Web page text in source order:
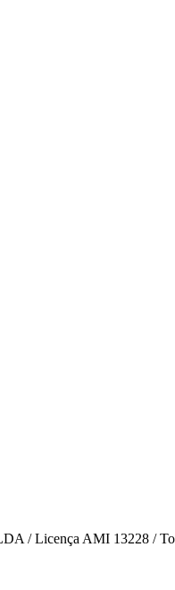
Licença AMI 13228 /